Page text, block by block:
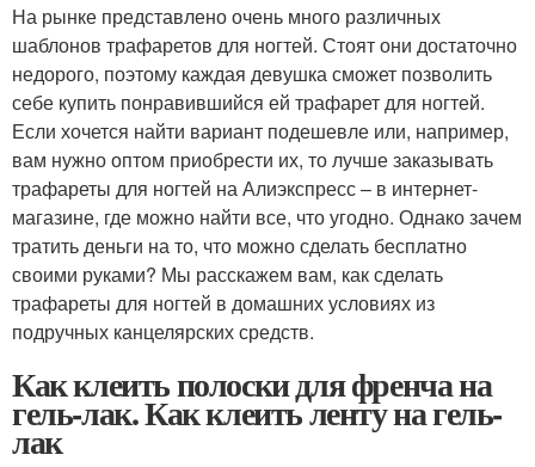
На рынке представлено очень много различных
шаблонов трафаретов для ногтей. Стоят они достаточно
недорого, поэтому каждая девушка сможет позволить
себе купить понравившийся ей трафарет для ногтей.
Если хочется найти вариант подешевле или, например,
вам нужно оптом приобрести их, то лучше заказывать
трафареты для ногтей на Алиэкспресс – в интернет-
магазине, где можно найти все, что угодно. Однако зачем
тратить деньги на то, что можно сделать бесплатно
своими руками? Мы расскажем вам, как сделать
трафареты для ногтей в домашних условиях из
подручных канцелярских средств.
Как клеить полоски для френча на
гель-лак. Как клеить ленту на гель-
лак